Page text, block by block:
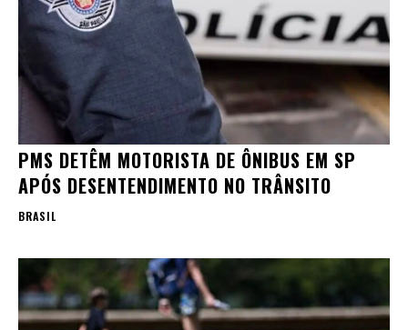
PMS DETÊM MOTORISTA DE ÔNIBUS EM SP
APÓS DESENTENDIMENTO NO TRÂNSITO
BRASIL